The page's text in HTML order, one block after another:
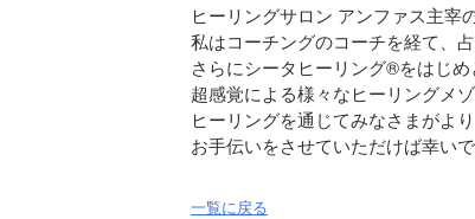
ヒーリングサロン アンファス主宰
私はコーチングのコーチを経て、占
さらにシータヒーリング®をはじめ
超感覚による様々なヒーリングメ
ヒーリングを通じてみなさまがよ
お手伝いをさせていただけば幸いで
一覧に戻る